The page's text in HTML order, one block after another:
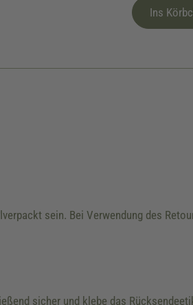
Ins
sein. Bei Verwendung des
sicher und klebe das